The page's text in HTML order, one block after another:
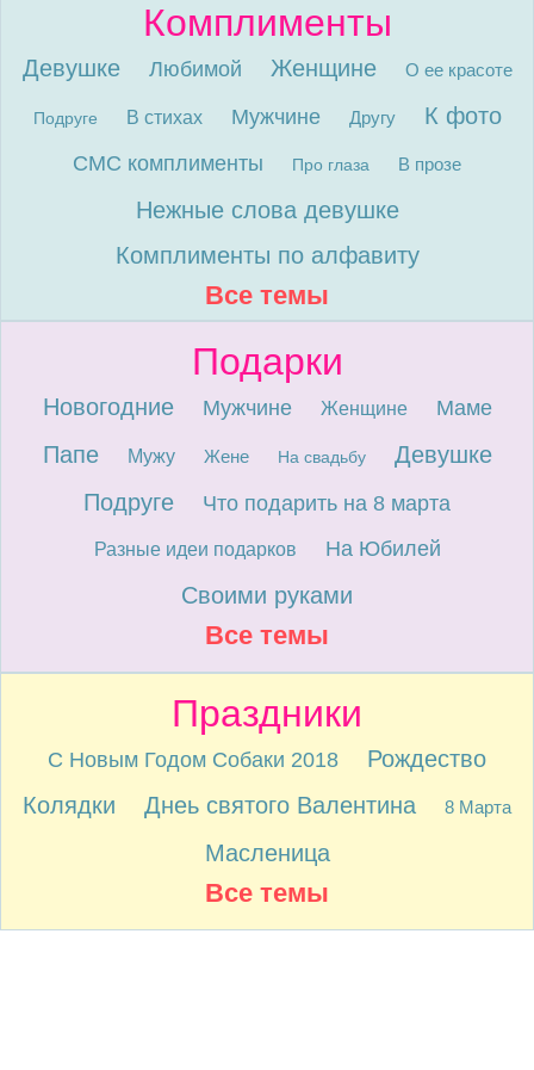
Комплименты
Девушке Любимой Женщине О ее красоте
Подруге В стихах Мужчине Другу К фото
СМС комплименты Про глаза В прозе
Нежные слова девушке
Комплименты по алфавиту
Все темы
Подарки
Новогодние Мужчине Женщине Маме
Папе Мужу Жене На свадьбу
Девушке
Подруге
Что подарить на 8 марта
Разные идеи подарков На Юбилей
Своими руками
Все темы
Праздники
С Новым Годом Собаки 2018
Рождество
Колядки
Днеь святого Валентина 8 Марта
Масленица
Все темы